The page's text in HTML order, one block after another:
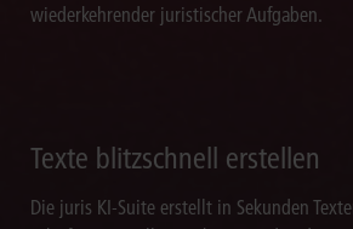
wiederkehrender juristischer Aufgaben.
Texte blitzschnell erstellen
Die juris KI-Suite erstellt in Sekunden